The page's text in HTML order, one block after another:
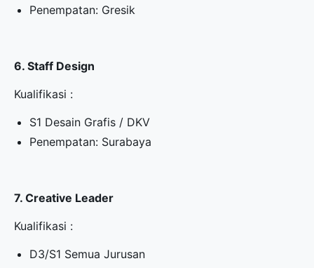
Penempatan: Gresik
6. Staff Design
Kualifikasi :
S1 Desain Grafis / DKV
Penempatan: Surabaya
7. Creative Leader
Kualifikasi :
D3/S1 Semua Jurusan